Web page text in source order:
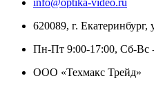
620089, г. Екатеринбург,
Пн-Пт 9:00-17:00, Сб-Вс
ООО «Техмакс Трейд»